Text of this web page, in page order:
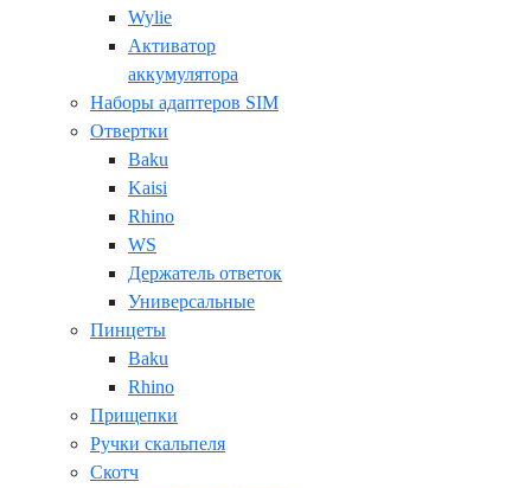
Wylie
Активатор
аккумулятора
Наборы адаптеров SIM
Отвертки
Baku
Kaisi
Rhino
WS
Держатель ответок
Универсальные
Пинцеты
Baku
Rhino
Прищепки
Ручки скальпеля
Скотч